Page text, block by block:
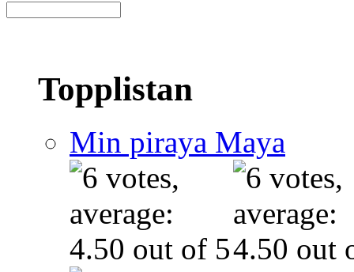
Topplistan
Min piraya Maya